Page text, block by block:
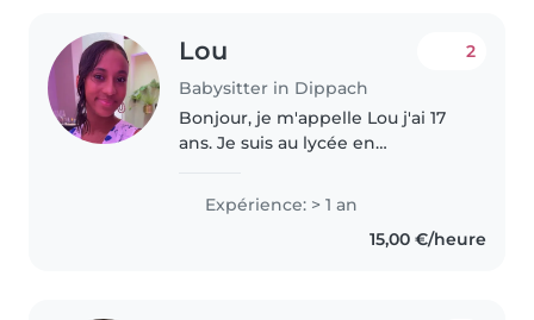
Lou
Babysitter in Dippach
2
Bonjour, je m'appelle Lou j'ai 17
ans. Je suis au lycée en
travaillé pendant 6 mois dans
une crèche pour mon service..
Expérience: > 1 an
15,00 €/heure